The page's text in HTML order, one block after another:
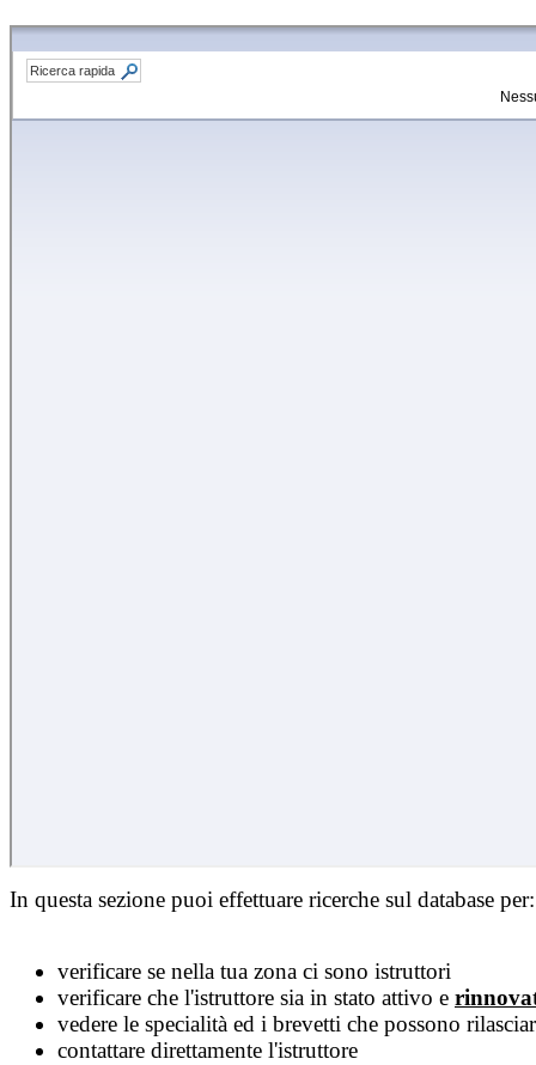
In questa sezione puoi effettuare ricerche sul database per:
verificare se nella tua zona ci sono istruttori
verificare che l'istruttore sia in stato attivo e
vedere le specialità ed i brevetti che possono
contattare direttamente l'istruttore